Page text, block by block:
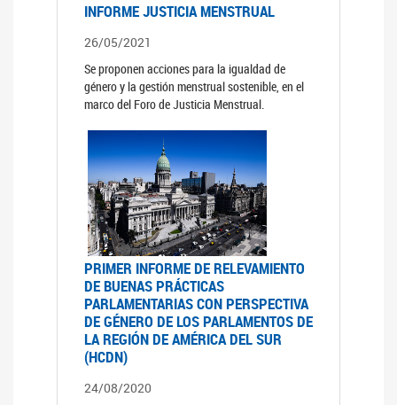
INFORME JUSTICIA MENSTRUAL
26/05/2021
Se proponen acciones para la igualdad de
género y la gestión menstrual sostenible, en el
marco del Foro de Justicia Menstrual.
PRIMER INFORME DE RELEVAMIENTO
DE BUENAS PRÁCTICAS
PARLAMENTARIAS CON PERSPECTIVA
DE GÉNERO DE LOS PARLAMENTOS DE
LA REGIÓN DE AMÉRICA DEL SUR
(HCDN)
24/08/2020